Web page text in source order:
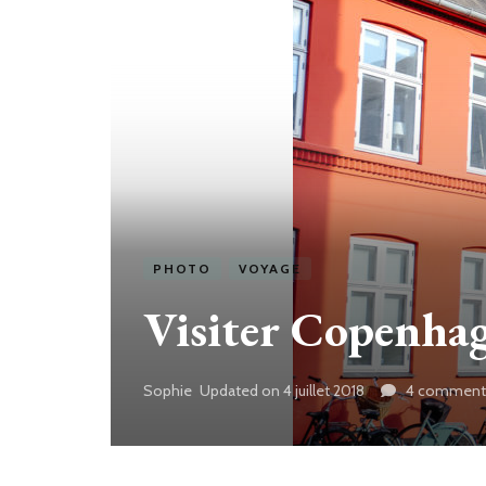
PHOTO VOYAGE
Visiter
Sophie Updated on 4 juillet 2018 4